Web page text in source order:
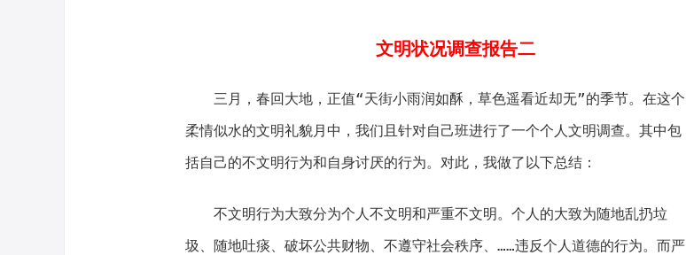
文明状况调查报告二
三月，春回大地，正值“天街小雨润如酥，草色遥看近却无”的季节。在这个
柔情似水的文明礼貌月中，我们且针对自己班进行了一个个人文明调查。其中包
括自己的不文明行为和自身讨厌的行为。对此，我做了以下总结：
不文明行为大致分为个人不文明和严重不文明。个人的大致为随地乱扔垃
圾、随地吐痰、破坏公共财物、不遵守社会秩序、……违反个人道德的行为。而严